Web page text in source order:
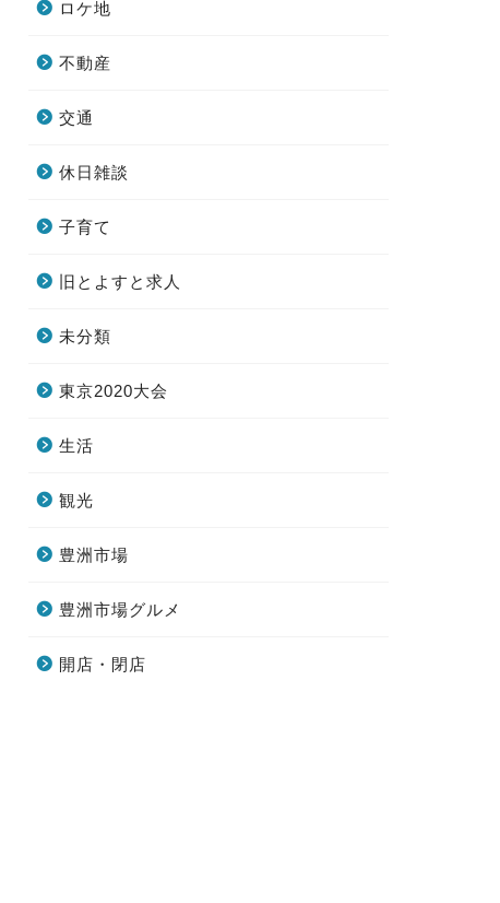
ロケ地
不動産
交通
休日雑談
子育て
旧とよすと求人
未分類
東京2020大会
生活
観光
豊洲市場
豊洲市場グルメ
開店・閉店